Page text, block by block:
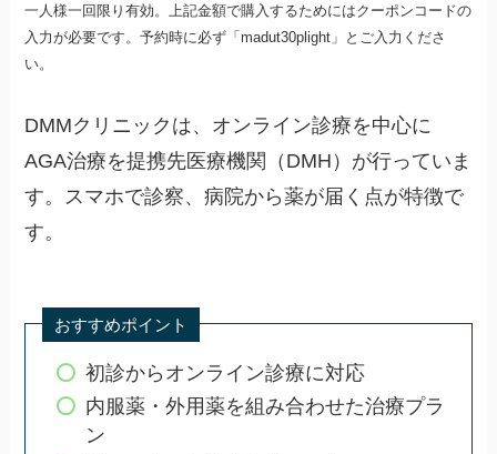
一人様一回限り有効。上記金額で購入するためにはクーポンコードの
入力が必要です。予約時に必ず「madut30plight」とご入力くださ
い。
DMMクリニックは、オンライン診療を中心に
AGA治療を提携先医療機関（DMH）が行っていま
す。スマホで診察、病院から薬が届く点が特徴で
す。
おすすめポイント
初診からオンライン診療に対応
内服薬・外用薬を組み合わせた治療プラ
ン